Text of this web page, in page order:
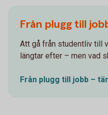
Från plugg till
Att gå från studentliv till
längtar efter – men vad
Från plugg till jobb –